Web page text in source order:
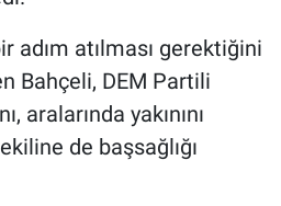
adım atılması gerektiğini
Bahçeli, DEM Partili
aralarında yakınını
de başsağlığı